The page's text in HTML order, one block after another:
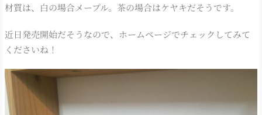
材質は、白の場合メープル。茶の場合はケヤキだそうです。
近日発売開始だそうなので、ホームページでチェックしてみて
くださいね！